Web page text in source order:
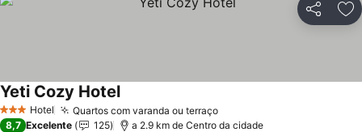
Partilhar
3 EstrelasHotel Quartos com varanda ou terraço
Yeti Cozy Hotel
8,7 Excelente 125 a 2.9 km de Centro da cidade